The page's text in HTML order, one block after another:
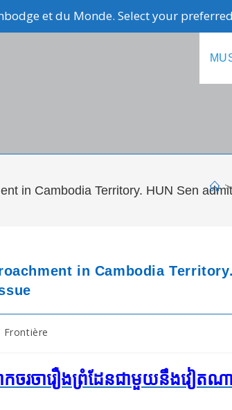
et du Monde. Select your
in Cambodia Territory. HUN Sen >
in Cambodia
ចរចា​រឿង​ព្រំដែន​ជាមួយ​នឹង​វៀតណ